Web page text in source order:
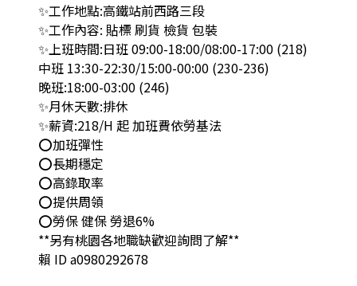
✨工作地點:高鐵站前西路三段
✨工作內容: 貼標 刷貨 檢貨 包裝
✨上班時間:日班 09:00-18:00/08:00-17:00 (218)
中班 13:30-22:30/15:00-00:00 (230-236)
晚班:18:00-03:00 (246)
✨月休天數:排休
✨薪資:218/H 起 加班費依勞基法
⭕️加班彈性
⭕️長期穩定
⭕️高錄取率
⭕️提供周領
⭕️勞保 健保 勞退6%
**另有桃園各地職缺歡迎詢問了解**
賴 ID a0980292678